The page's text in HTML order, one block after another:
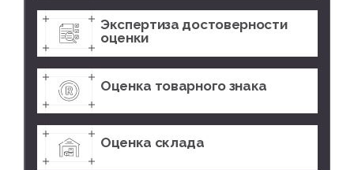
Экспертиза достоверности
оценки
Оценка товарного знака
Оценка склада